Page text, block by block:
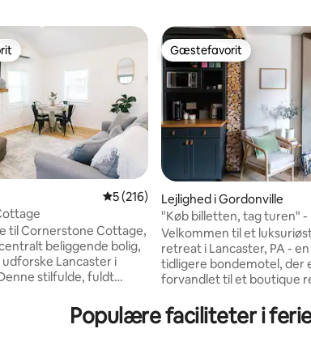
5 ud af 5 i gennemsnitlig
5 (216)
til Cornerstone Cottage,
beliggende bolig,
Lancaster i
stilfulde, fuldt
og en charmerende
udsigt over
Gæstefavorit
Gæstefavorit
Lejlighed i Gordonville
"Køb billetten, tag turen" -
Velkommen til et
retreat i Lancaster, PA -
tidligere bondemotel, der
forvandlet til et boutique
blander hyggelig charme
luksus. Nyd en
Populære faciliteter i